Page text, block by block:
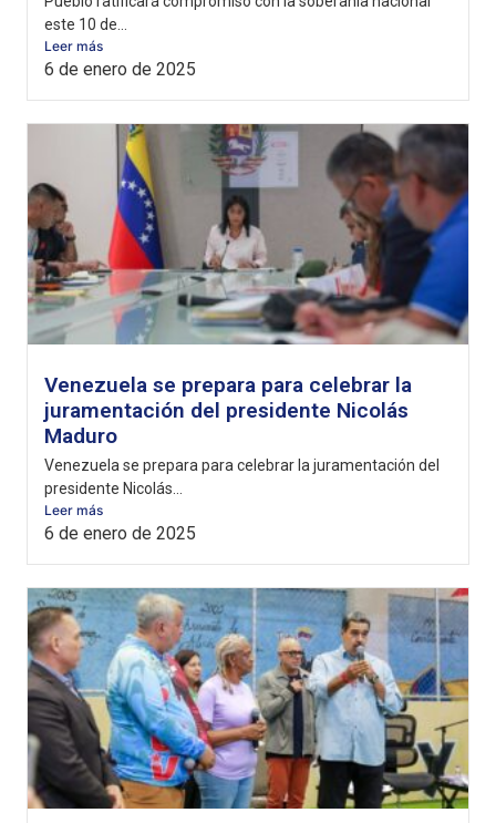
este 10 de...
Leer más
6 de enero de 2025
Venezuela se prepara para celebrar la
juramentación del presidente Nicolás
Maduro
Venezuela se prepara para celebrar la juramentación del
presidente Nicolás...
Leer más
6 de enero de 2025